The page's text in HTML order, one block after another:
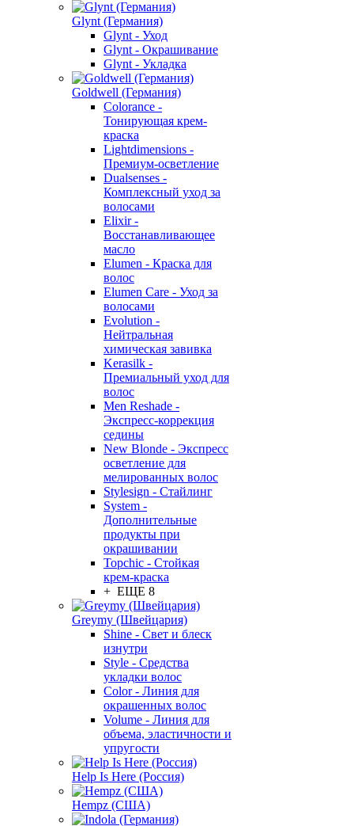
Glynt (Германия)
Glynt - Уход
Glynt - Окрашивание
Glynt - Укладка
Goldwell (Германия)
Colorance -
Тонирующая крем-
краска
Lightdimensions -
Премиум-осветление
Dualsenses -
Комплексный уход за
волосами
Elixir -
Восстанавливающее
масло
Elumen - Краска для
волос
Elumen Care - Уход за
волосами
Evolution -
Нейтральная
химическая завивка
Kerasilk -
Премиальный уход для
волос
Men Reshade -
Экспресс-коррекция
седины
New Blonde - Экспресс
осветление для
мелированных волос
Stylesign - Стайлинг
System -
Дополнительные
продукты при
окрашивании
Topchic - Стойкая
крем-краска
+ ЕЩЕ 8
Greymy (Швейцария)
Shine - Свет и блеск
изнутри
Style - Средства
укладки волос
Color - Линия для
окрашенных волос
Volume - Линия для
объема, эластичности и
упругости
Help Is Here (Россия)
Hempz (США)